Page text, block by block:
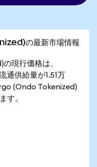
の最新市場情報
現行価格は、
通供給量が1.51万
(Ondo Tokenized)
す。